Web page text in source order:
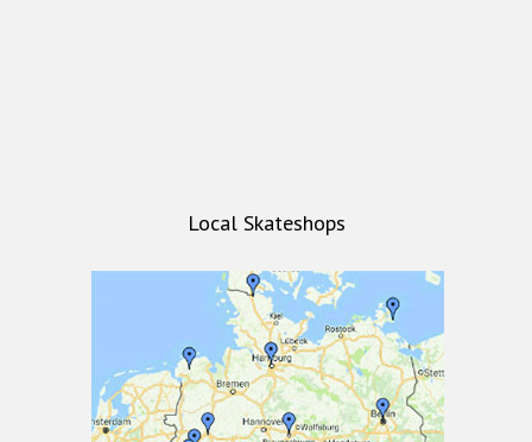
Local Skateshops